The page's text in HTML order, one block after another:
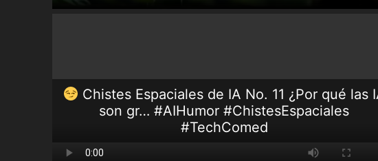
Chistes Espaciales de IA No. 11 ¿Por qué las
son gr… #AIHumor #ChistesEspaciales
#TechComed